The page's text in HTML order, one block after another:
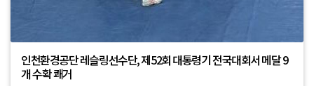
인천환경공단 레슬링선수단, 제52회 대통령기 전국대회서 메달 9
개 수확 쾌거